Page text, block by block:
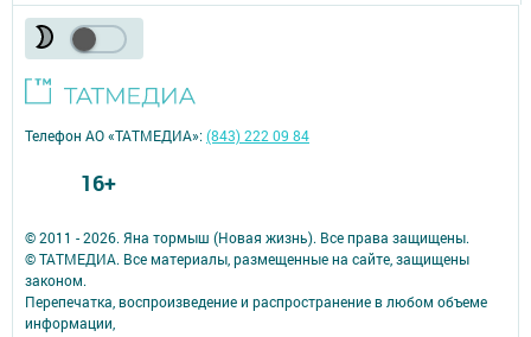
© 2011 - 2026. Яна тормыш (Новая жизнь). Все права защищены.
© ТАТМЕДИА. Все материалы, размещенные на сайте, защищены
законом.
Перепечатка, воспроизведение и распространение в любом объеме
информации,
Телефон АО «ТАТМЕДИА»:(843) 222 09 84
16+